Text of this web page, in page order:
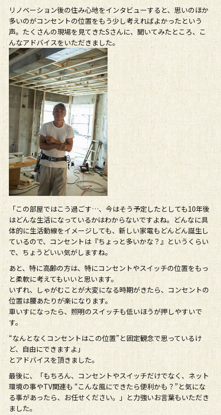
リノベーション後の住み心地をインタビューすると、思いのほか
多いのがコンセントの位置をもう少し考えればよかったという
声。たくさんの現場を見てきたSさんに、聞いてみたところ、こ
んなアドバイスをいただきました。
「この部屋ではこう過ごす…、今はそう予定したとしても10年後
はどんな生活になっているかはわからないですよね。どんなに具
体的に生活動線をイメージしても、新しい家電もどんどん誕生し
ているので、コンセントは『ちょっと多いかな？』というくらい
で、ちょうどいい気がしますね。
あと、特に高齢の方は、特にコンセントやスイッチの位置をもっ
と柔軟に考えてもいいと思います。
いずれ、しゃがむことが大変になる時期がきたら、コンセントの
位置は腰あたりが楽になります。
車いすになったら、照明のスイッチも低いほうが押しやすいで
す。
“なんとなくコンセントはこの位置”と固定観念で思っているけ
ど、自由にできますよ」
とアドバイスを頂きました。
最後に、「もちろん、コンセントやスイッチだけでなく、ネット
環境の事やTV関連も “こんな風にできたら便利かも？”と気にな
る事があったら、お任せください。」と力強いお言葉もいただき
ました。